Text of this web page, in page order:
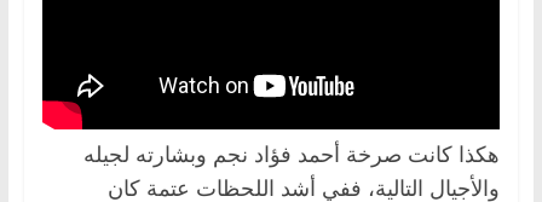
هكذا كانت صرخة أحمد فؤاد نجم وبشارته لجيله
والأجيال التالية، ففي أشد اللحظات عتمة كان